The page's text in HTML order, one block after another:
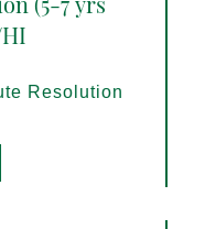
Resolution